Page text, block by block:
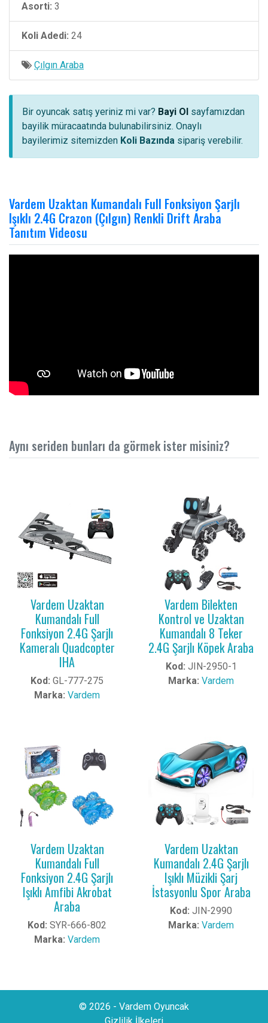
Asorti: 3
Koli Adedi: 24
Çılgın Araba
Bir oyuncak satış yeriniz mi var? Bayi Ol sayfamızdan
bayilik müracaatında bulunabilirsiniz. Onaylı
bayilerimiz sitemizden Koli Bazında sipariş verebilir.
Vardem Uzaktan Kumandalı Full Fonksiyon Şarjlı
Işıklı 2.4G Crazon (Çılgın) Renkli Drift Araba
Tanıtım Videosu
Aynı seriden bunları da görmek ister misiniz?
Vardem Uzaktan
Kumandalı Full
Fonksiyon 2.4G Şarjlı
Kameralı Quadcopter
IHA
Kod: GL-777-275
Marka: Vardem
Vardem Bilekten
Kontrol ve Uzaktan
Kumandalı 8 Teker
2.4G Şarjlı Köpek Araba
Kod: JIN-2950-1
Marka: Vardem
Vardem Uzaktan
Kumandalı Full
Fonksiyon 2.4G Şarjlı
Işıklı Amfibi Akrobat
Araba
Kod: SYR-666-802
Marka: Vardem
Vardem Uzaktan
Kumandalı 2.4G Şarjlı
Işıklı Müzikli Şarj
İstasyonlu Spor Araba
Kod: JIN-2990
Marka: Vardem
© 2026 - Vardem Oyuncak